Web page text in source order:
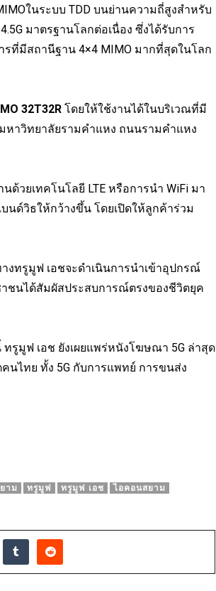
ในระบบ TDD บนย่านความถี่สูงสำหรับ
มาตรฐานโลกต่อเนื่อง ซึ่งได้รับการ
ที่มีสถานีฐาน 4×4 MIMO มากที่สุดในโลก
32T32R โดยให้ใช้งานได้ในบริเวณที่มี
หาวิทยาลัยรามคำแหง ถนนรามคำแหง
ด้วยเทคโนโลยี LTE หรือการนำ WiFi มา
นด์วิธให้กว้างขึ้น โดยเปิดให้ลูกค้าร่วม
งทรูมูฟ เอชจะดำเนินการนำเข้าอุปกรณ์
าชนได้สัมผัสประสบการณ์ตรงของชีวิตยุค
ทรูมูฟ เอช ยังเผยแพร่หนังโฆษณา 5G ล่าสุด
นไทย ทั้ง 5G กับการแพทย์ การขนส่ง
าม ทรูมูฟ ทรูมูฟ เอช ไอคอนสยาม